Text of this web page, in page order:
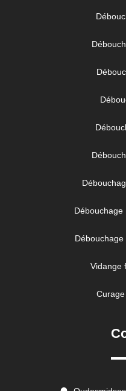
Débouchage
Vidange